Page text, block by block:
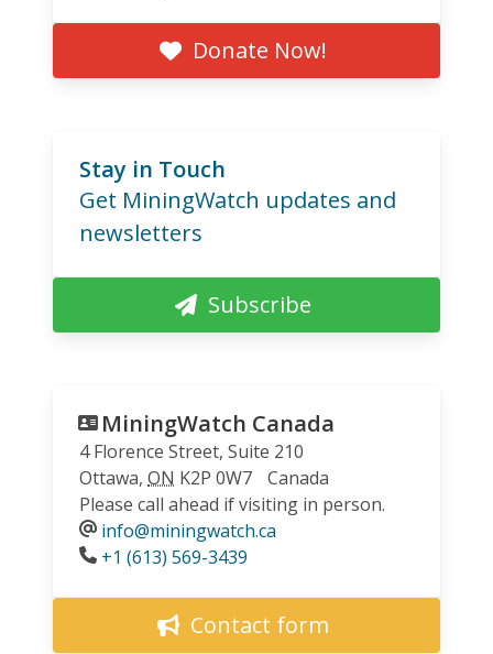
Donate Now!
Stay in Touch
Get MiningWatch updates and
newsletters
Subscribe
MiningWatch Canada
4 Florence Street, Suite 210
Ottawa, ON K2P 0W7
Canada
Please call ahead if visiting in person.
info@miningwatch.ca
Phone
+1 (613) 569-3439
Contact form